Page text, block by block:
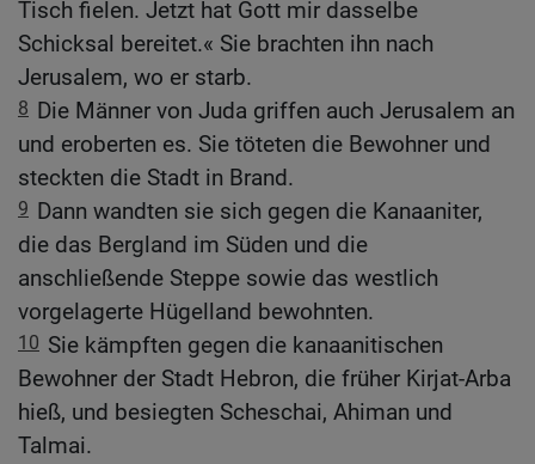
Tisch fielen. Jetzt hat Gott mir dasselbe
Schicksal bereitet.« Sie brachten ihn nach
Jerusalem, wo er starb.
8 Die Männer von Juda griffen auch Jerusalem an
und eroberten es. Sie töteten die Bewohner und
steckten die Stadt in Brand.
9 Dann wandten sie sich gegen die Kanaaniter,
die das Bergland im Süden und die
anschließende Steppe sowie das westlich
vorgelagerte Hügelland bewohnten.
10 Sie kämpften gegen die kanaanitischen
Bewohner der Stadt Hebron, die früher Kirjat-Arba
hieß, und besiegten Scheschai, Ahiman und
Talmai.